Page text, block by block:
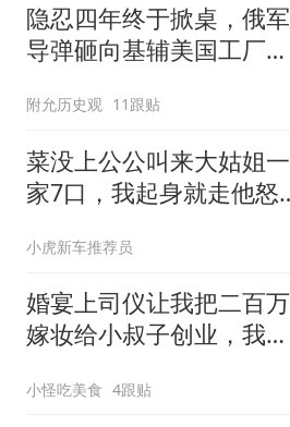
隐忍四年终于掀桌，俄军
导弹砸向基辅美国工厂，
附允历史观 11跟贴
菜没上公公叫来大姑姐一
家7口，我起身就走他怒
小虎新车推荐员
婚宴上司仪让我把二百万
嫁妆给小叔子创业，我一
小怪吃美食 4跟贴